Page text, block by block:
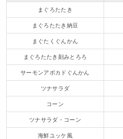
まぐろたたき
まぐろたたき納豆
まぐたくぐんかん
まぐろたたき刻みとろろ
サーモンアボカドぐんかん
ツナサラダ
コーン
ツナサラダ・コーン
海鮮ユッケ風